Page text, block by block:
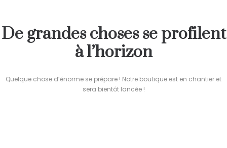
De grandes choses se profilent
à l’horizon
Quelque chose d’énorme se prépare ! Notre boutique est en chantier et
sera bientôt lancée !